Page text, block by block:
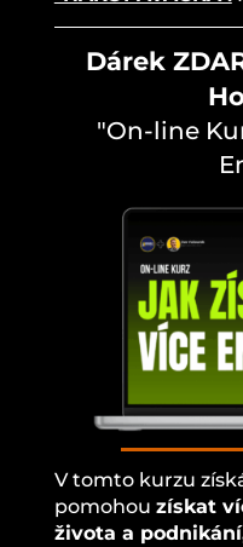
Dárek
"On-line
V tomto kurzu
pomohou získat
života a